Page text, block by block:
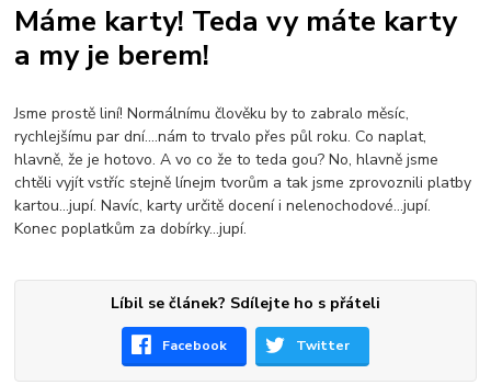
Máme karty! Teda vy máte karty
a my je berem!
Jsme prostě liní! Normálnímu člověku by to zabralo měsíc,
rychlejšímu par dní....nám to trvalo přes půl roku. Co naplat,
hlavně, že je hotovo. A vo co že to teda gou? No, hlavně jsme
chtěli vyjít vstříc stejně línejm tvorům a tak jsme zprovoznili platby
kartou...jupí. Navíc, karty určitě docení i nelenochodové...jupí.
Konec poplatkům za dobírky...jupí.
Líbil se článek? Sdílejte ho s přáteli
Facebook Twitter